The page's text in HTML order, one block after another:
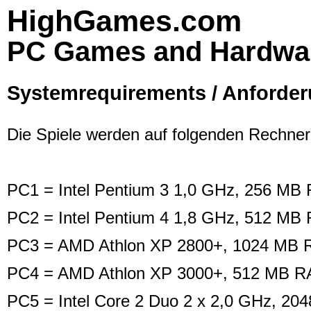
HighGames.com
PC Games and
Systemrequirements /
Die Spiele werden auf folgenden
PC1 = Intel Pentium 3 1,0 GHz, 256
PC2 = Intel Pentium 4 1,8 GHz, 512
PC3 = AMD Athlon XP 2800+, 1024 MB
PC4 = AMD Athlon XP 3000+, 512 MB
PC5 = Intel Core 2 Duo 2 x 2,0 GHz,